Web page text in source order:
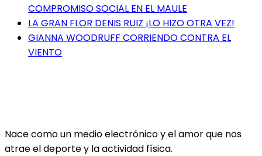
COMPROMISO SOCIAL EN EL MAULE
LA GRAN FLOR DENIS RUIZ ¡LO HIZO OTRA VEZ!
GIANNA WOODRUFF CORRIENDO CONTRA EL
VIENTO
Nace como un medio electrónico y el amor que nos
atrae el deporte y la actividad física.